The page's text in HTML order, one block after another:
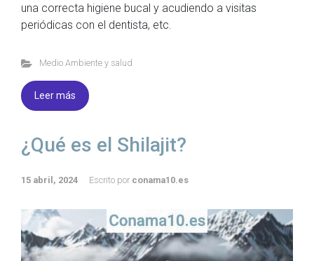
una correcta higiene bucal y acudiendo a visitas
periódicas con el dentista, etc.
Medio Ambiente y salud
Leer más
¿Qué es el Shilajit?
15 abril, 2024 Escrito por conama10.es